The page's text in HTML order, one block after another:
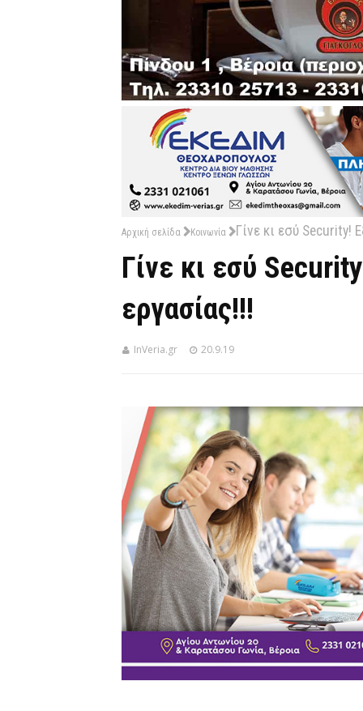
Αρχική σελίδα Κοινωνία Γίνε κι εσύ Security!
Γίνε κι εσύ
εργασίας!!!
InVeria.gr 20.9.19